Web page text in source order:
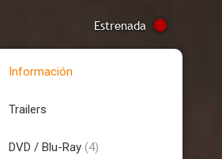
Estrenada
Información
Trailers
DVD / Blu-Ray (4)